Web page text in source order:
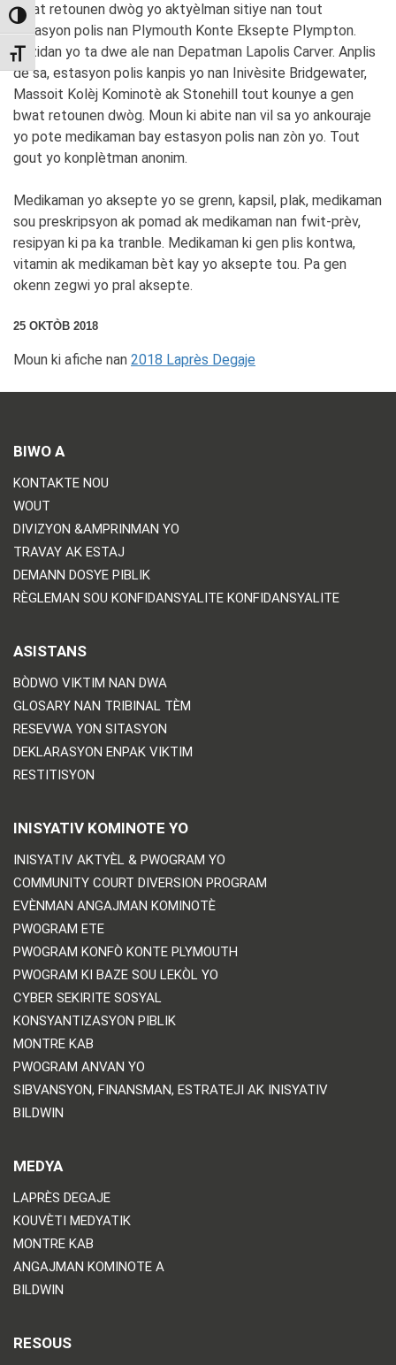
TOGGLE HIGH CONTRAST
TOGGLE FONT SIZE
Bwat retounen dwòg yo aktyèlman sitiye nan tout
estasyon polis nan Plymouth Konte Eksepte Plympton.
Rezidan yo ta dwe ale nan Depatman Lapolis Carver. Anplis
de sa, estasyon polis kanpis yo nan Inivèsite Bridgewater,
Massoit Kolèj Kominotè ak Stonehill tout kounye a gen
bwat retounen dwòg. Moun ki abite nan vil sa yo ankouraje
yo pote medikaman bay estasyon polis nan zòn yo. Tout
gout yo konplètman anonim.
Medikaman yo aksepte yo se grenn, kapsil, plak, medikaman
sou preskripsyon ak pomad ak medikaman nan fwit-prèv,
resipyan ki pa ka tranble. Medikaman ki gen plis kontwa,
vitamin ak medikaman bèt kay yo aksepte tou. Pa gen
okenn zegwi yo pral aksepte.
25 OKTÒB 2018
Moun ki afiche nan 2018 Laprès Degaje
BIWO A
KONTAKTE NOU
WOUT
DIVIZYON &AMPRINMAN YO
TRAVAY AK ESTAJ
DEMANN DOSYE PIBLIK
RÈGLEMAN SOU KONFIDANSYALITE KONFIDANSYALITE
ASISTANS
BÒDWO VIKTIM NAN DWA
GLOSARY NAN TRIBINAL TÈM
RESEVWA YON SITASYON
DEKLARASYON ENPAK VIKTIM
RESTITISYON
INISYATIV KOMINOTE YO
INISYATIV AKTYÈL & PWOGRAM YO
COMMUNITY COURT DIVERSION PROGRAM
EVÈNMAN ANGAJMAN KOMINOTÈ
PWOGRAM ETE
PWOGRAM KONFÒ KONTE PLYMOUTH
PWOGRAM KI BAZE SOU LEKÒL YO
CYBER SEKIRITE SOSYAL
KONSYANTIZASYON PIBLIK
MONTRE KAB
PWOGRAM ANVAN YO
SIBVANSYON, FINANSMAN, ESTRATEJI AK INISYATIV
BILDWIN
MEDYA
LAPRÈS DEGAJE
KOUVÈTI MEDYATIK
MONTRE KAB
ANGAJMAN KOMINOTE A
BILDWIN
RESOUS